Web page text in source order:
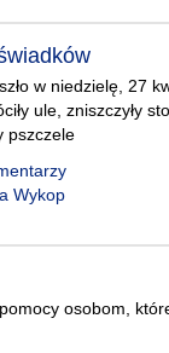
w niedzielę, 27
ule, zniszczyły
pszczele
Wykop
osobom,